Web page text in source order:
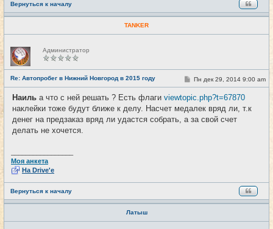
Вернуться к началу
TANKER
Н
е
в
с
е
т
и
Администратор
Re: Автопробег в Нижний Новгород в 2015 году #28
С
о
о
б
щ
н
Пн дек 29, 2014 9:00 am
Наиль а что с ней решать ? Есть флаги viewtopic.php?t=67870
наклейки тоже будут ближе к делу. Насчет медалек вряд ли, т.к
денег на предзаказ вряд ли удастся собрать, а за свой счет
делать не хочется.
Моя анкета
На Drive'e
Вернуться к началу
Латыш